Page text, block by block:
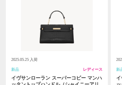
2025.05.25 入荷
新品 レディース
イヴサンローラン スーパーコピー マンハ
新